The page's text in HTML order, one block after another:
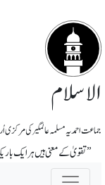
الاسلام
جماعت احمدیہ مسلمہ عالمگیر کی
’’تقویٰ کے معنی ہیں ہر ایک